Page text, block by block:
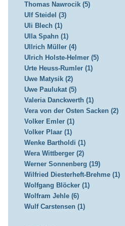
Thomas Nawrocik (5)
Ulf Steidel (3)
Uli Blech (1)
Ulla Spahn (1)
Ullrich Müller (4)
Ulrich Holste-Helmer (5)
Urte Heuss-Rumler (1)
Uwe Matysik (2)
Uwe Paulukat (5)
Valeria Danckwerth (1)
Vera von der Osten Sacken (2)
Volker Emler (1)
Volker Plaar (1)
Wenke Bartholdi (1)
Wera Wittberger (2)
Werner Sonnenberg (19)
Wilfried Diesterheft-Brehme (1)
Wolfgang Blöcker (1)
Wolfram Jehle (6)
Wulf Carstensen (1)